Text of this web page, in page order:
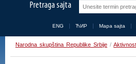
Pretraga sajta
ENG ЋИР Mapa sajta
Narodna skupština Republike Srbije /